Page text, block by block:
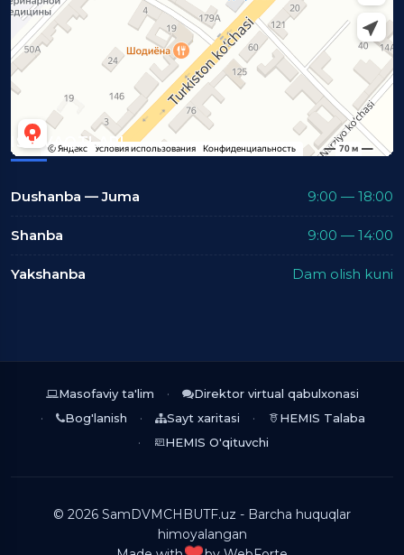
ISH VAQTLARI
Dushanba — Juma 9:00 — 18:00
Shanba 9:00 — 14:00
Yakshanba Dam olish kuni
Masofaviy ta'lim
Direktor virtual qabulxonasi
Bog'lanish
Sayt xaritasi
HEMIS Talaba
HEMIS O'qituvchi
© 2026 SamDVMCHBUTF.uz - Barcha huquqlar
himoyalangan